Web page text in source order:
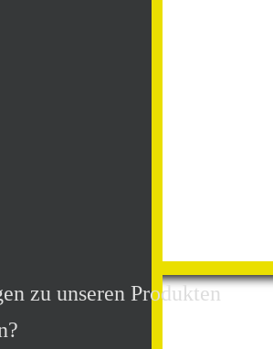
zu unseren Produkten